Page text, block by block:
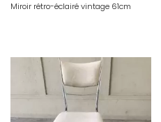
Miroir rétro-éclairé vintage 61cm